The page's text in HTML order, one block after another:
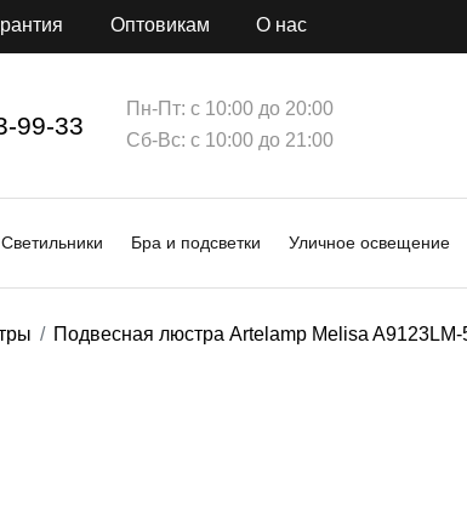
Оптовикам О нас
99-33
Пн-Пт: с 10:00 до 20:00
Сб-Вс: с 10:00 до 21:00
Светильники Бра и подсветки Уличное освещение
Подвесная люстра Artelamp Melisa A9123LM-